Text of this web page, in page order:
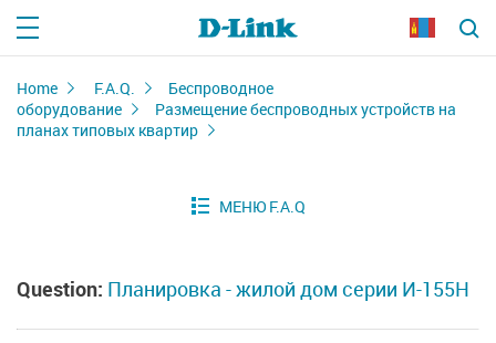
Home F.A.Q.
Беспроводное
оборудование
Размещение беспроводных устройств на
планах типовых квартир
Question: Планировка - жилой дом серии И-155Н